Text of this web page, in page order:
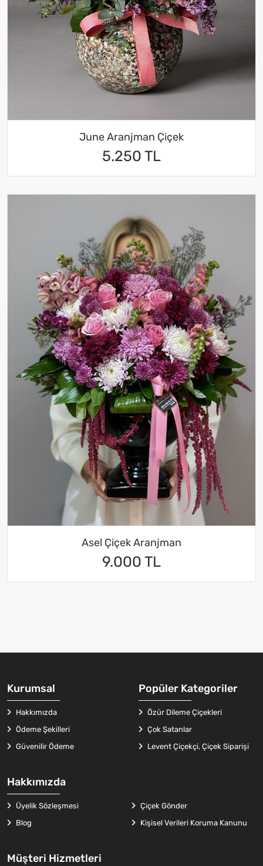
June Aranjman Çiçek
5.250 TL
Asel Çiçek Aranjman
9.000 TL
Kurumsal
Hakkımızda
Ödeme Şekilleri
Güvenilir Ödeme
Popüler Kategoriler
Özür Dileme Çiçekleri
Çok Satanlar
Levent Çiçekçi, Çiçek Siparişi
Müşteri Hizmetleri
Hakkımızda
Üyelik Sözleşmesi
Çiçek Gönder
Blog
Kişisel Verileri Koruma Kanunu